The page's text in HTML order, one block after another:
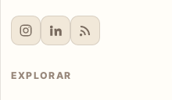
EXPLORAR